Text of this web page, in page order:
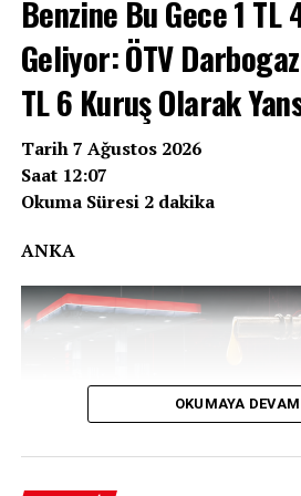
Benzine Bu Gece 1 TL
Geliyor: ÖTV
TL 6 Kuruş Olarak
Tarih 7 Ağustos 2026
Saat 12:07
Okuma Süresi 2 dakika
ANKA
OKUMAYA